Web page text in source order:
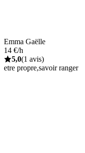
Emma Gaëlle
14 €/h
5,0(1 avis)
etre propre,savoir ranger